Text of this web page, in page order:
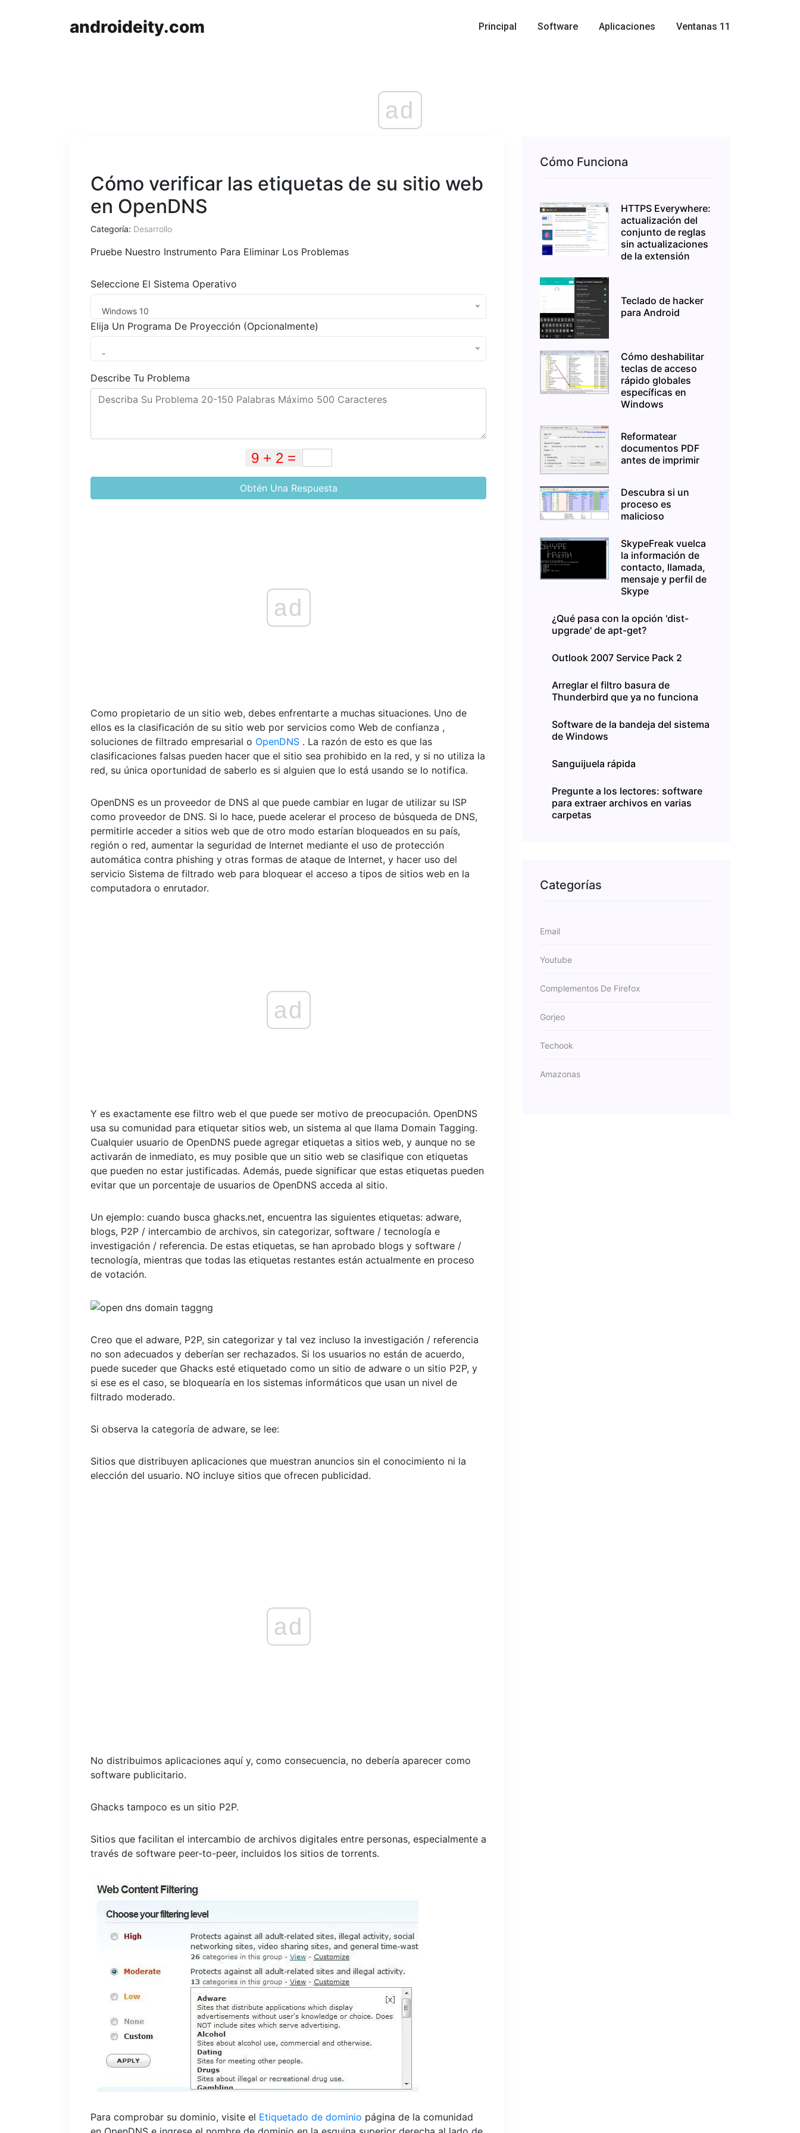
androideity.com Principal Software Aplicaciones Ventanas 11
ad
Cómo verificar las etiquetas de su sitio web
en OpenDNS
Categoría: Desarrollo
Pruebe Nuestro Instrumento Para Eliminar Los Problemas
Seleccione El Sistema Operativo
Windows 10
Elija Un Programa De Proyección (Opcionalmente)
-
Describe Tu Problema
Obtén Una Respuesta
ad
Como propietario de un sitio web, debes enfrentarte a muchas situaciones. Uno de
ellos es la clasificación de su sitio web por servicios como Web de confianza ,
soluciones de filtrado empresarial o OpenDNS . La razón de esto es que las
clasificaciones falsas pueden hacer que el sitio sea prohibido en la red, y si no utiliza la
red, su única oportunidad de saberlo es si alguien que lo está usando se lo notifica.
OpenDNS es un proveedor de DNS al que puede cambiar en lugar de utilizar su ISP
como proveedor de DNS. Si lo hace, puede acelerar el proceso de búsqueda de DNS,
permitirle acceder a sitios web que de otro modo estarían bloqueados en su país,
región o red, aumentar la seguridad de Internet mediante el uso de protección
automática contra phishing y otras formas de ataque de Internet, y hacer uso del
servicio Sistema de filtrado web para bloquear el acceso a tipos de sitios web en la
computadora o enrutador.
ad
Y es exactamente ese filtro web el que puede ser motivo de preocupación. OpenDNS
usa su comunidad para etiquetar sitios web, un sistema al que llama Domain Tagging.
Cualquier usuario de OpenDNS puede agregar etiquetas a sitios web, y aunque no se
activarán de inmediato, es muy posible que un sitio web se clasifique con etiquetas
que pueden no estar justificadas. Además, puede significar que estas etiquetas pueden
evitar que un porcentaje de usuarios de OpenDNS acceda al sitio.
Un ejemplo: cuando busca ghacks.net, encuentra las siguientes etiquetas: adware,
blogs, P2P / intercambio de archivos, sin categorizar, software / tecnología e
investigación / referencia. De estas etiquetas, se han aprobado blogs y software /
tecnología, mientras que todas las etiquetas restantes están actualmente en proceso
de votación.
Creo que el adware, P2P, sin categorizar y tal vez incluso la investigación / referencia
no son adecuados y deberían ser rechazados. Si los usuarios no están de acuerdo,
puede suceder que Ghacks esté etiquetado como un sitio de adware o un sitio P2P, y
si ese es el caso, se bloquearía en los sistemas informáticos que usan un nivel de
filtrado moderado.
Si observa la categoría de adware, se lee:
Sitios que distribuyen aplicaciones que muestran anuncios sin el conocimiento ni la
elección del usuario. NO incluye sitios que ofrecen publicidad.
ad
No distribuimos aplicaciones aquí y, como consecuencia, no debería aparecer como
software publicitario.
Ghacks tampoco es un sitio P2P.
Sitios que facilitan el intercambio de archivos digitales entre personas, especialmente a
través de software peer-to-peer, incluidos los sitios de torrents.
Para comprobar su dominio, visite el Etiquetado de dominio página de la comunidad
Cómo Funciona
HTTPS Everywhere:
actualización del
conjunto de reglas
sin actualizaciones
de la extensión
Teclado de hacker
para Android
Cómo deshabilitar
teclas de acceso
rápido globales
específicas en
Windows
Reformatear
documentos PDF
antes de imprimir
Descubra si un
proceso es
malicioso
SkypeFreak vuelca
la información de
contacto, llamada,
mensaje y perfil de
Skype
¿Qué pasa con la opción 'dist-
upgrade' de apt-get?
Outlook 2007 Service Pack 2
Arreglar el filtro basura de
Thunderbird que ya no funciona
Software de la bandeja del sistema
de Windows
Sanguijuela rápida
Pregunte a los lectores: software
para extraer archivos en varias
carpetas
Categorías
Email
Youtube
Complementos De Firefox
Gorjeo
Techook
Amazonas